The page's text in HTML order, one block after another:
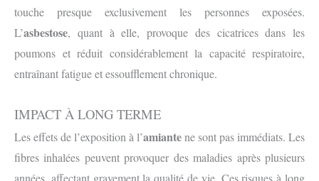
touche presque exclusivement les personnes exposées.
L’asbestose, quant à elle, provoque des cicatrices dans les
poumons et réduit considérablement la capacité respiratoire,
entraînant fatigue et essoufflement chronique.
IMPACT À LONG TERME
Les effets de l’exposition à l’amiantene sont pas immédiats. Les
fibres inhalées peuvent provoquer des maladies après plusieurs
années, affectant gravement la qualité de vie. Ces risques à long